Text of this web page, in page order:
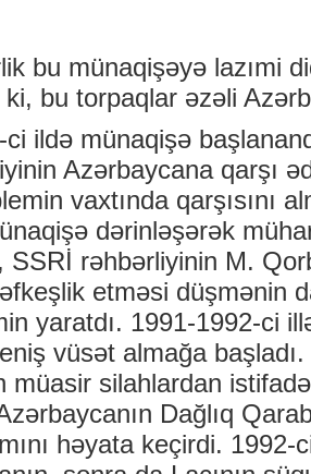
bu münaqişəyə lazımi
bu torpaqlar əzəli
ildə münaqişə
Azərbaycana qarşı
vaxtında qarşısını
dərinləşərək
SSRİ rəhbərliyinin M.
etməsi düşmənin
yaratdı. 1991-1992-ci
vüsət almağa başladı.
müasir silahlardan
Dağlıq
həyata keçirdi.